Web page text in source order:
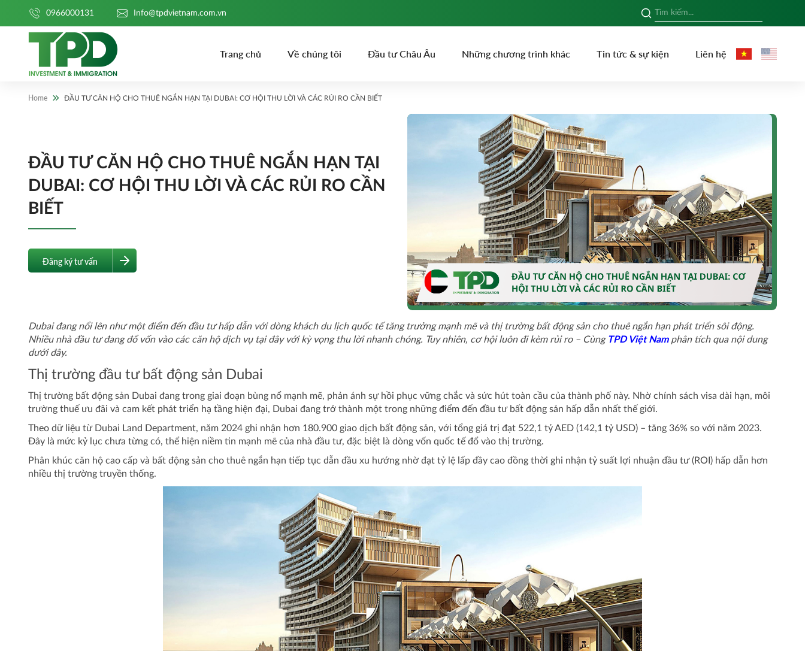
0966000131 Info@tpdvietnam.com.vn
Trang chủ Về chúng tôi Đầu tư Châu Âu Những chương trình khác Tin tức & sự kiện Liên hệ
Home ĐẦU TƯ CĂN HỘ CHO THUÊ NGẮN HẠN TẠI DUBAI: CƠ HỘI THU LỜI VÀ CÁC RỦI RO CẦN BIẾT
ĐẦU TƯ CĂN HỘ CHO THUÊ NGẮN HẠN TẠI
DUBAI: CƠ HỘI THU LỜI VÀ CÁC RỦI RO CẦN
BIẾT
Đăng ký tư vấn
Dubai đang nổi lên như một điểm đến đầu tư hấp dẫn với dòng khách du lịch quốc tế tăng trưởng mạnh mẽ và thị trường bất động sản cho thuê ngắn hạn phát triển sôi động.
Nhiều nhà đầu tư đang đổ vốn vào các căn hộ dịch vụ tại đây với kỳ vọng thu lời nhanh chóng. Tuy nhiên, cơ hội luôn đi kèm rủi ro – Cùng TPD Việt Namphân tích qua nội dung
dưới đây.
Thị trường đầu tư bất động sản Dubai
Thị trường bất động sản Dubai đang trong giai đoạn bùng nổ mạnh mẽ, phản ánh sự hồi phục vững chắc và sức hút toàn cầu của thành phố này. Nhờ chính sách visa dài hạn, môi
trường thuế ưu đãi và cam kết phát triển hạ tầng hiện đại, Dubai đang trở thành một trong những điểm đến đầu tư bất động sản hấp dẫn nhất thế giới.
Theo dữ liệu từ Dubai Land Department, năm 2024 ghi nhận hơn 180.900 giao dịch bất động sản, với tổng giá trị đạt 522,1 tỷ AED (142,1 tỷ USD) – tăng 36% so với năm 2023.
Đây là mức kỷ lục chưa từng có, thể hiện niềm tin mạnh mẽ của nhà đầu tư, đặc biệt là dòng vốn quốc tế đổ vào thị trường.
Phân khúc căn hộ cao cấp và bất động sản cho thuê ngắn hạn tiếp tục dẫn đầu xu hướng nhờ đạt tỷ lệ lấp đầy cao đồng thời ghi nhận tỷ suất lợi nhuận đầu tư (ROI) hấp dẫn hơn
nhiều thị trường truyền thống.